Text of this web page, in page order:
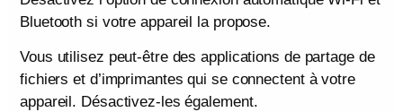
Bluetooth si votre appareil la propose.
Vous utilisez peut-être des applications de partage de
fichiers et d’imprimantes qui se connectent à votre
appareil. Désactivez-les également.